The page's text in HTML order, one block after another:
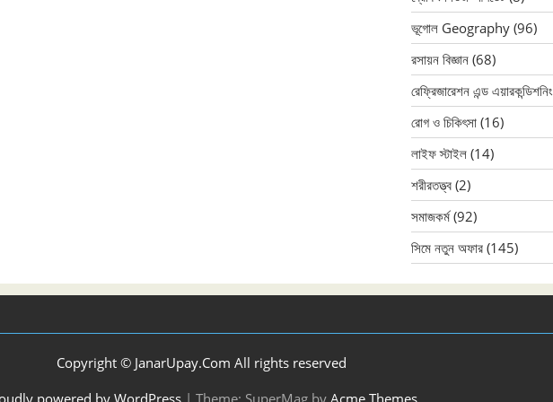
ভূগোল Geography (96)
রসায়ন বিজ্ঞান (68)
রেফ্রিজারেশন এন্ড এয়ারকন্ডিশনিং
রোগ ও চিকিৎসা (16)
লাইফ স্টাইল (14)
শরীরতত্ত্ব (2)
সমাজকর্ম(92)
সিমে নতুন ‍অফার (145)
Copyright © JanarUpay.Com All rights reserved
powered by WordPress | Theme: SuperMag by Acme Themes